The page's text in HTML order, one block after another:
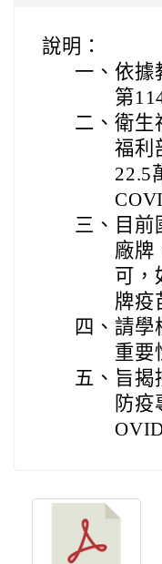
說明：
一、 依據
第
二、 衛生
福利
22.5
三、 目
廠牌
可，
牌疫
四、 請學
重要
五、 旨揭
防